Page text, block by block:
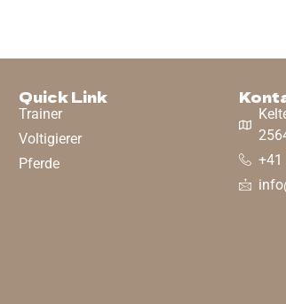
Quick Link
Trainer
Voltigierer
Pferde
+41